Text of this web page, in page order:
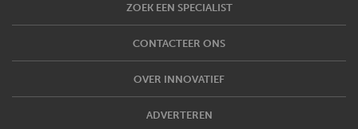
ZOEK EEN SPECIALIST
CONTACTEER ONS
OVER INNOVATIEF
ADVERTEREN